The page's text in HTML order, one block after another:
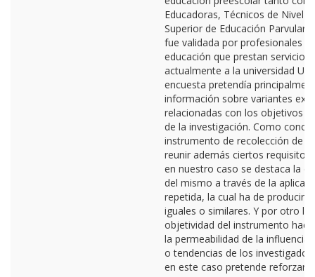
Educadoras, Técnicos de Nivel
Superior de Educación
fue validada por profesionales
educación que prestan servicios
actualmente a la universidad
encuesta pretendía
información sobre variantes
relacionadas con los objetivos
de la investigación. Como
instrumento de recolección de
reunir además ciertos
en nuestro caso se destaca la
del mismo a través de la
repetida, la cual ha de producir
iguales o similares. Y por otro
objetividad del instrumento
la permeabilidad de la influencia
o tendencias de los
en este caso pretende reforzar